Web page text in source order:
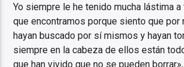
Yo siempre le he tenido mucha lástima
que encontramos porque siento que por
hayan buscado por sí mismos y hayan
siempre en la cabeza de ellos están
que han vivido que no se pueden